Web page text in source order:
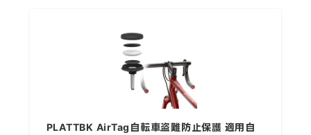
PLATTBK AirTag自転車盗難防止保護 適用自